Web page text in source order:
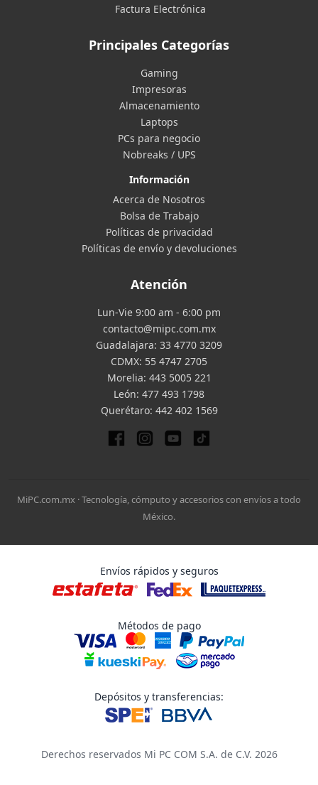
Factura Electrónica
Principales Categorías
Gaming
Impresoras
Almacenamiento
Laptops
PCs para negocio
Nobreaks / UPS
Información
Acerca de Nosotros
Bolsa de Trabajo
Políticas de privacidad
Políticas de envío y devoluciones
Atención
Lun-Vie 9:00 am - 6:00 pm
contacto@mipc.com.mx
Guadalajara: 33 4770 3209
CDMX: 55 4747 2705
Morelia: 443 5005 221
León: 477 493 1798
Querétaro: 442 402 1569
MiPC.com.mx · Tecnología, cómputo y accesorios con envíos a todo
México.
Envíos rápidos y seguros
Métodos de pago
Depósitos y transferencias:
Derechos reservados Mi PC COM S.A. de C.V. 2026